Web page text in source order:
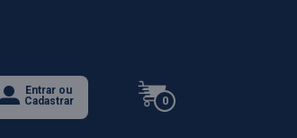
Entrar ou
Cadastrar
0